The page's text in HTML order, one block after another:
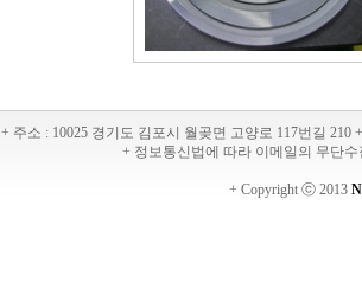
+ 주소 : 10025 경기도 김포시 월곶면 고양로 117번길 210
+ 정보통신법에 따라 이메일의 무단
+ Copyright ⓒ 2013